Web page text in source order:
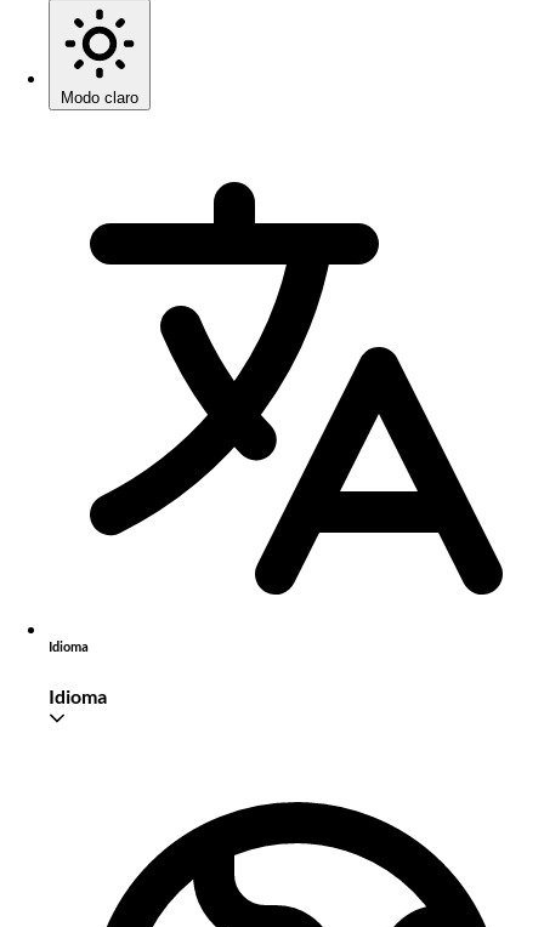
Modo claro
Idioma
Idioma